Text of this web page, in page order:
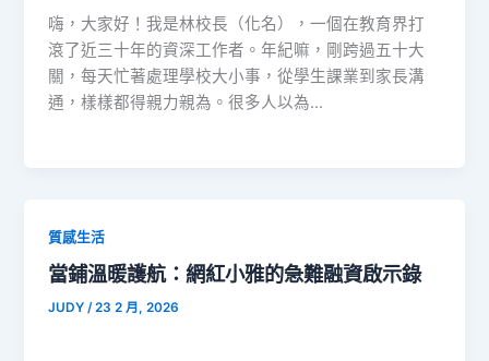
嗨，大家好！我是林校長（化名），一個在教育界打
滾了近三十年的資深工作者。年紀嘛，剛跨過五十大
關，每天忙著處理學校大小事，從學生課業到家長溝
通，樣樣都得親力親為。很多人以為…
質感生活
當鋪溫暖護航：網紅小雅的急難融資啟示錄
JUDY/23 2 月, 2026